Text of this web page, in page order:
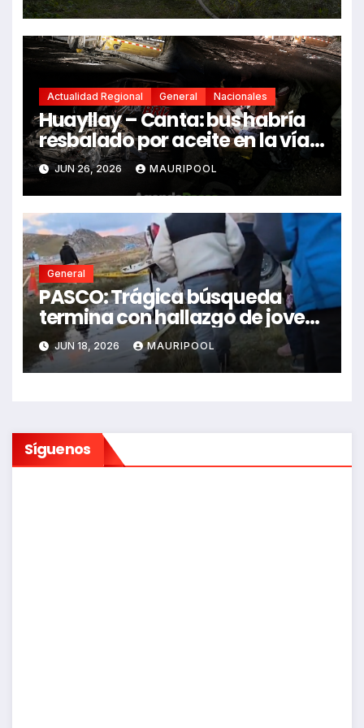
Actualidad Regional General Nacionales
Huayllay – Canta: bus habría
resbalado por aceite en la vía e
impactó auto siniestrado
dejando dos fallecidos
JUN 26, 2026 MAURIPOOL
General
PASCO: Trágica búsqueda
termina con hallazgo de joven
sin vida en Rancas
JUN 18, 2026 MAURIPOOL
Síguenos